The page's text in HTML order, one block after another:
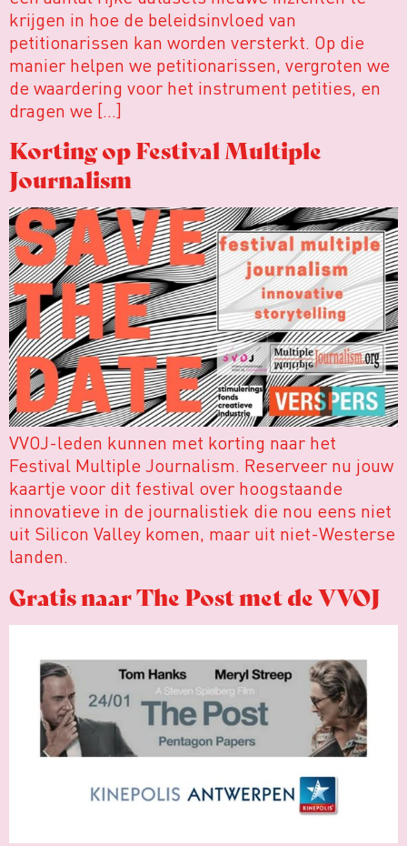
krijgen in hoe de beleidsinvloed van
petitionarissen kan worden versterkt. Op die
manier helpen we petitionarissen, vergroten we
de waardering voor het instrument petities, en
dragen we […]
Korting op Festival Multiple
Journalism
VVOJ-leden kunnen met korting naar het
Festival Multiple Journalism. Reserveer nu jouw
kaartje voor dit festival over hoogstaande
innovatieve in de journalistiek die nou eens niet
uit Silicon Valley komen, maar uit niet-Westerse
landen.
Gratis naar The Post met de VVOJ